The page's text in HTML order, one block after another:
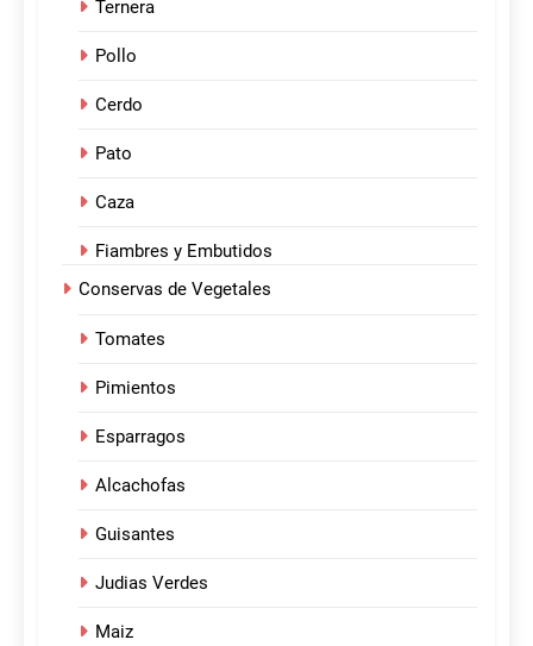
Ternera
Pollo
Cerdo
Pato
Caza
Fiambres y Embutidos
Conservas de Vegetales
Tomates
Pimientos
Esparragos
Alcachofas
Guisantes
Judias Verdes
Maiz